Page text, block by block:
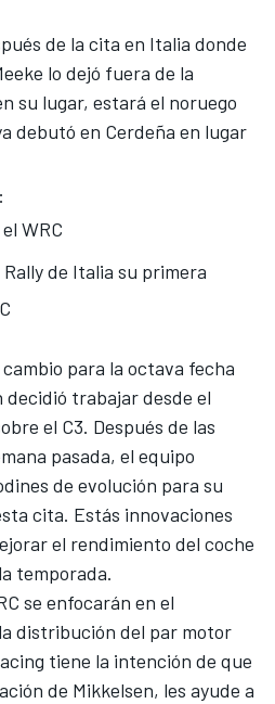
de la cita en Italia donde
lo dejó fuera de la
su lugar, estará el noruego
debutó en Cerdeña en lugar
WRC
de Italia su primera
para la octava fecha
decidió trabajar desde el
el C3. Después de las
pasada, el equipo
de evolución para su
cita. Estás innovaciones
el rendimiento del coche
temporada.
se enfocarán en el
distribución del par motor
tiene la intención de que
de Mikkelsen, les ayude a